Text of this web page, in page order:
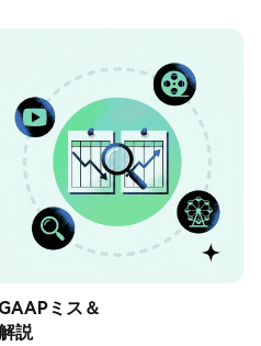
ミス＆
説